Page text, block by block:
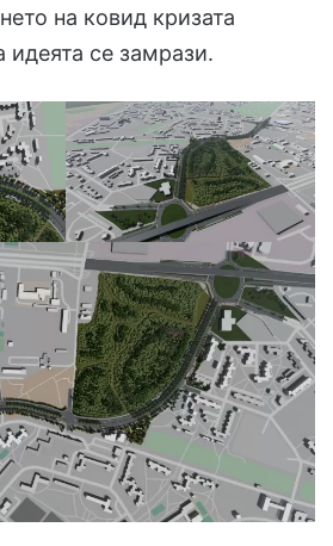
на ковид кризата
идеята се замрази.